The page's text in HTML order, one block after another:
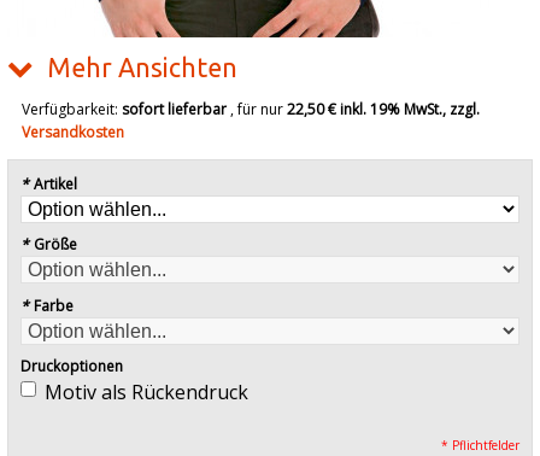
Mehr Ansichten
Verfügbarkeit: sofort lieferbar, für nur22,50 €inkl. 19% MwSt., zzgl.
Versandkosten
* Artikel
* Größe
* Farbe
Druckoptionen
Motiv als Rückendruck
* Pflichtfelder